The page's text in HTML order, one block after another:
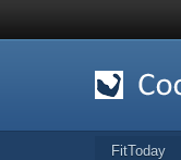
FitToday